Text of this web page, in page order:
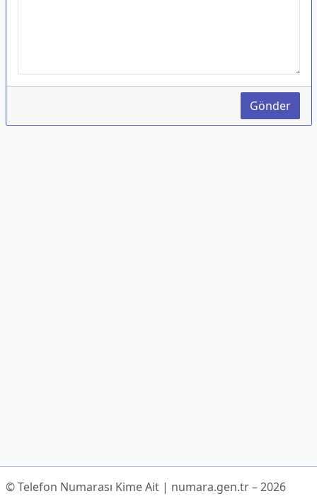
Gönder
© Telefon Numarası Kime Ait | numara.gen.tr – 2026